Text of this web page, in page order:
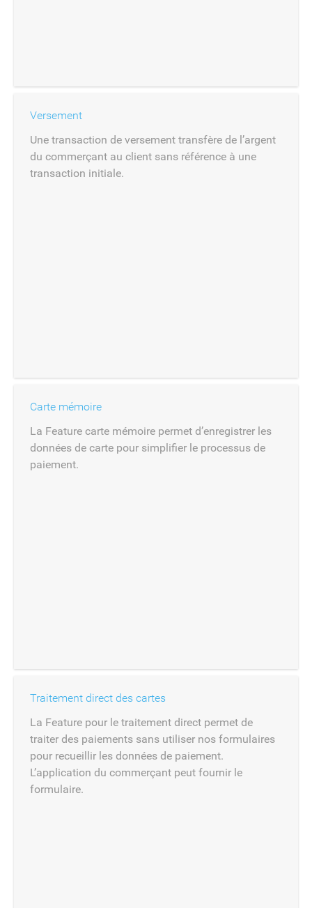
Versement
Une transaction de versement transfère de l’argent
du commerçant au client sans référence à une
transaction initiale.
Carte mémoire
La Feature carte mémoire permet d’enregistrer les
données de carte pour simplifier le processus de
paiement.
Traitement direct des cartes
La Feature pour le traitement direct permet de
traiter des paiements sans utiliser nos formulaires
pour recueillir les données de paiement.
L’application du commerçant peut fournir le
formulaire.